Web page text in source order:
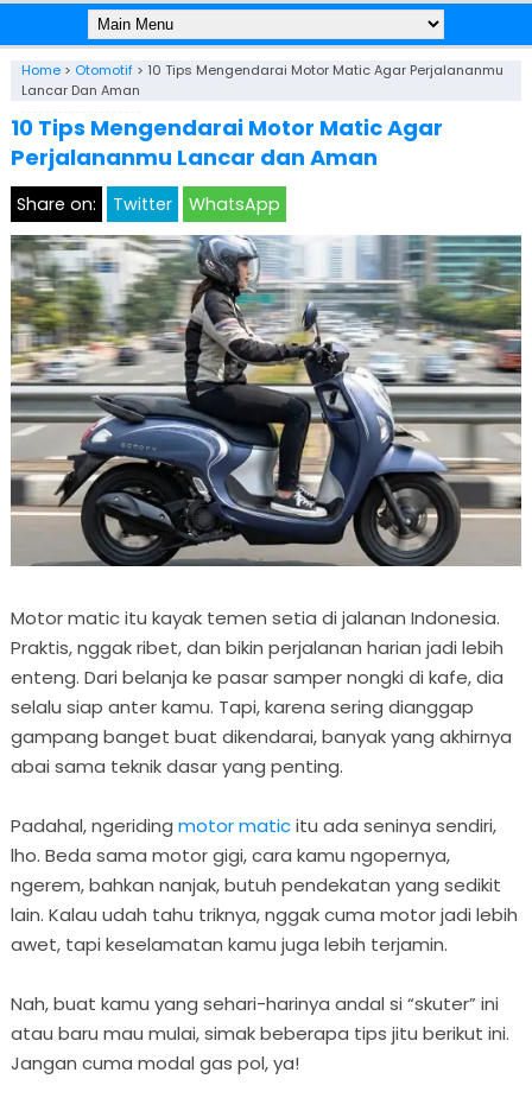
Home> Otomotif> 10 Tips Mengendarai Motor Matic Agar Perjalananmu
Lancar Dan Aman
10 Tips Mengendarai Motor Matic Agar
Perjalananmu Lancar dan Aman
Share on: Twitter WhatsApp
Motor matic itu kayak temen setia di jalanan Indonesia.
Praktis, nggak ribet, dan bikin perjalanan harian jadi lebih
enteng. Dari belanja ke pasar samper nongki di kafe, dia
selalu siap anter kamu. Tapi, karena sering dianggap
gampang banget buat dikendarai, banyak yang akhirnya
abai sama teknik dasar yang penting.
Padahal, ngeriding motor maticitu ada seninya sendiri,
lho. Beda sama motor gigi, cara kamu ngopernya,
ngerem, bahkan nanjak, butuh pendekatan yang sedikit
lain. Kalau udah tahu triknya, nggak cuma motor jadi lebih
awet, tapi keselamatan kamu juga lebih terjamin.
Nah, buat kamu yang sehari-harinya andal si “skuter” ini
atau baru mau mulai, simak beberapa tips jitu berikut ini.
Jangan cuma modal gas pol, ya!